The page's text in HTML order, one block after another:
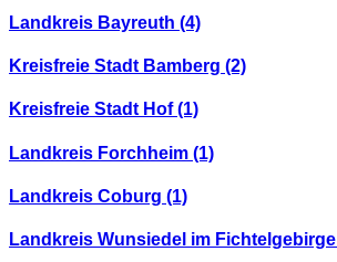
Landkreis Bayreuth (4)
Kreisfreie Stadt Bamberg (2)
Kreisfreie Stadt Hof(1)
Landkreis Forchheim (1)
Landkreis Coburg (1)
Landkreis Wunsiedel im Fichtelgebirge